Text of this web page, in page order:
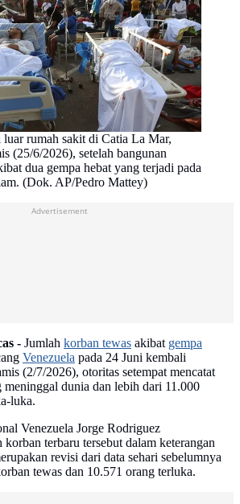
luar rumah sakit di Catia La Mar,
(25/6/2026), setelah bangunan
dua gempa hebat yang terjadi pada
(Dok. AP/Pedro Mattey)
Advertisement
- Jumlah korban tewas akibat gempa
Venezuela pada 24 Juni kembali
(2/7/2026), otoritas setempat mencatat
dunia dan lebih dari 11.000
luka.
Venezuela Jorge Rodriguez
terbaru tersebut dalam keterangan
revisi dari data sehari sebelumnya
tewas dan 10.571 orang terluka.